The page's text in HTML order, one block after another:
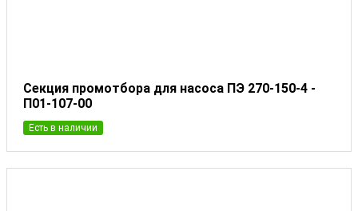
Секция промотбора для насоса ПЭ 270-150-4 -
П01-107-00
Есть в наличии